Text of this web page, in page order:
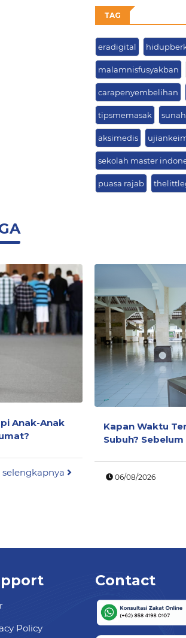
TAG
eradigital
malamnisfusyakban
carapenyembelihan
tipsmemasak sunah
aksimedis
sekolah master
puasa rajab
Anak-Anak
selengkapnya
Kapan Waktu
Subuh?
06/08/2026
Policy
Contact